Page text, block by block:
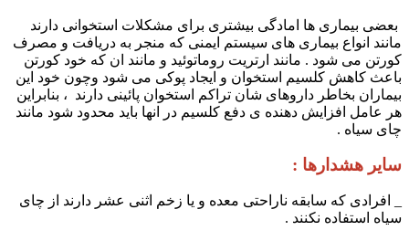
بعضی بیماری ها امادگی بیشتری برای مشکلات استخوانی دارند
مانند انواع بیماری های سیستم ایمنی که منجر به دریافت و مصرف
کورتن می شود . مانند ارتریت روماتوئید و مانند ان که خود کورتن
باعث کاهش کلسیم استخوان و ایجاد پوکی می شود وچون خود این
بیماران بخاطر داروهای شان تراکم استخوان پائینی دارند ، بنابراین
هر عامل افزایش دهنده ی دفع کلسیم در انها باید محدود شود مانند
چای سیاه .
سایر هشدارها :
_ افرادی که سابقه ناراحتی معده و یا زخم اثنی عشر دارند از چای
سیاه استفاده نکنند .